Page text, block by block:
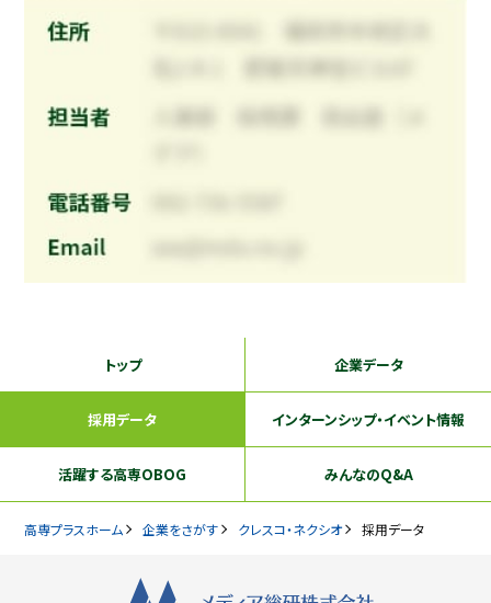
トップ 企業データ
採用データ インターンシップ・イベント情報
活躍する高専OBOG みんなのQ&A
高専プラスホーム 企業をさがす クレスコ・ネクシオ 採用データ